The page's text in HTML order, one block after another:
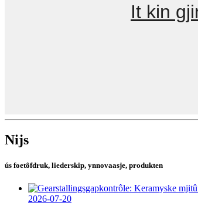
It kin
Nijs
ús foetôfdruk, liederskip, ynnovaasje, produkten
2026-07-20